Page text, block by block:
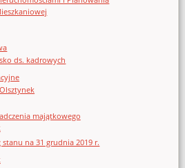
ds. kadrowych
majątkowego
stanu na 31 grudnia 2019 r.